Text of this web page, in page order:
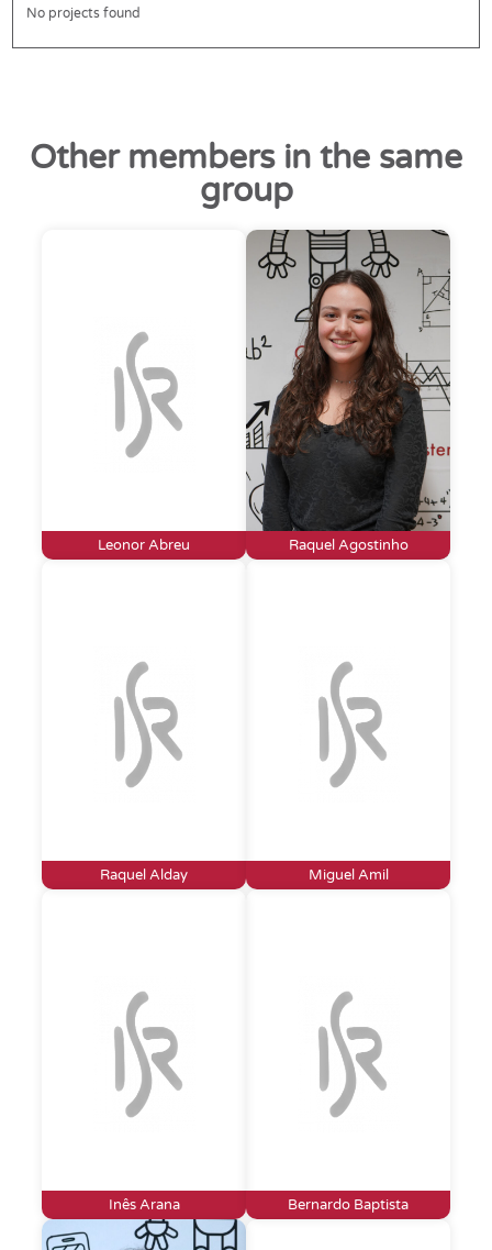
No projects found
Other members in the same
group
Leonor Abreu Raquel Agostinho
Raquel Alday Miguel Amil
Inês Arana Bernardo Baptista